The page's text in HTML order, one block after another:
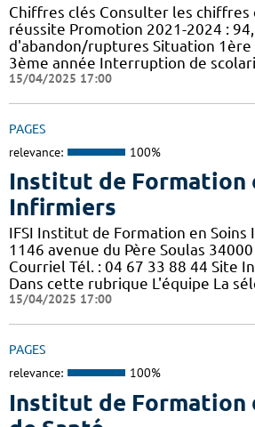
Chiffres clés Consulter les chiffres
réussite Promotion 2021-2024 :
d'abandon/ruptures Situation 1ère
3ème année Interruption de
15/04/2025 17:00
PAGES
relevance: 100%
Institut de Formation
Infirmiers
IFSI Institut de Formation en Soins
1146 avenue du Père Soulas
Courriel Tél. : 04 67 33 88 44 Site
Dans cette rubrique L'équipe La
15/04/2025 17:00
PAGES
relevance: 100%
Institut de Formation